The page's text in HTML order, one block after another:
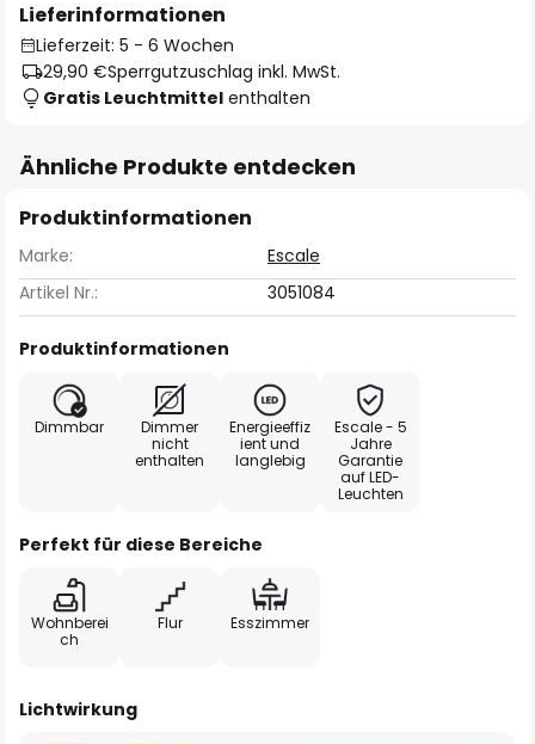
Lieferinformationen
Lieferzeit: 5 - 6 Wochen
29,90 €Sperrgutzuschlag inkl. MwSt.
Gratis Leuchtmittel enthalten
Ähnliche Produkte entdecken
Produktinformationen
Marke:
Escale
Artikel Nr.:
3051084
Produktinformationen
Dimmbar
Dimmer
nicht
enthalten
Energieeffiz
ient und
langlebig
Escale - 5
Jahre
Garantie
auf LED-
Leuchten
Perfekt für diese Bereiche
Wohnberei
ch
Flur Esszimmer
Lichtwirkung